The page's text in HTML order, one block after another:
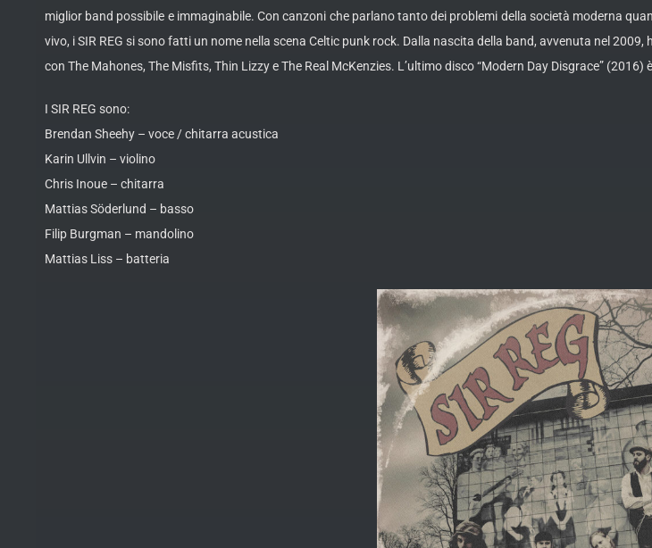
miglior band possibile e immaginabile. Con canzoni che parlano tanto dei problemi della società moderna
vivo, i SIR REG si sono fatti un nome nella scena Celtic punk rock. Dalla nascita della band, avvenuta nel
con The Mahones, The Misfits, Thin Lizzy e The Real McKenzies. L’ultimo disco “Modern Day Disgrace”
I SIR REG sono:
Brendan Sheehy – voce / chitarra acustica
Karin Ullvin – violino
Chris Inoue – chitarra
Mattias Söderlund – basso
Filip Burgman – mandolino
Mattias Liss – batteria